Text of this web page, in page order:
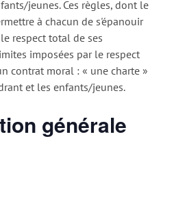
jeunes. Ces règles, dont le
à chacun de s'épanouir
respect total de ses
imposées par le respect
contrat moral : « une charte »
et les enfants/jeunes.
générale